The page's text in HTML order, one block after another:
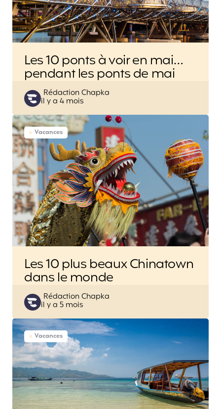
Les 10 ponts à voir en mai…
pendant les ponts de mai
Posted
by
Rédaction Chapka
il y a 4 mois
Vacances
Les 10 plus beaux Chinatown
dans le monde
Posted
by
Rédaction Chapka
il y a 5 mois
Vacances